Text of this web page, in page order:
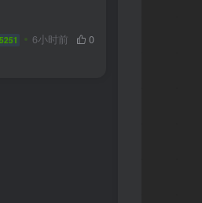
6小时前 0